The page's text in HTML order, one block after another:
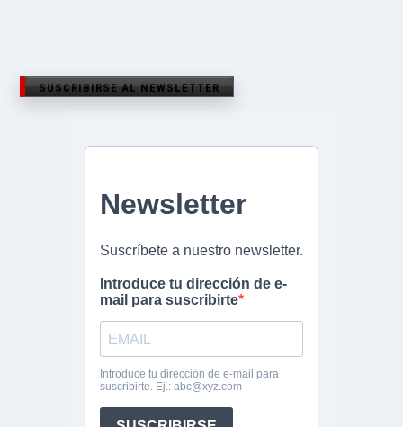
SUSCRIBIRSE AL NEWSLETTER